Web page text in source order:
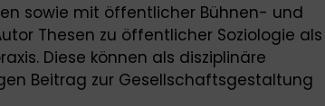
sowie mit öffentlicher Bühnen- und
Thesen zu öffentlicher Soziologie als
Diese können als dis­ziplinäre
Beitrag zur Gesellschaftsgestaltung